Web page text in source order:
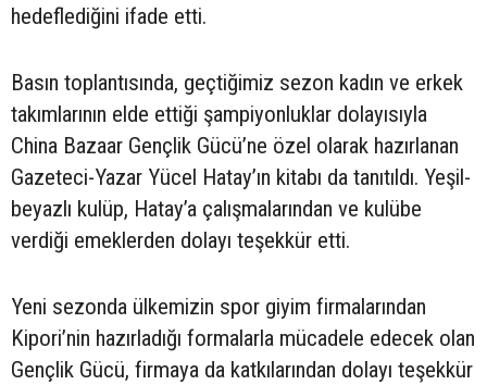
hedeflediğini ifade etti.
Basın toplantısında, geçtiğimiz sezon kadın ve erkek
takımlarının elde ettiği şampiyonluklar dolayısıyla
China Bazaar Gençlik Gücü’ne özel olarak hazırlanan
Gazeteci-Yazar Yücel Hatay’ın kitabı da tanıtıldı. Yeşil-
beyazlı kulüp, Hatay’a çalışmalarından ve kulübe
verdiği emeklerden dolayı teşekkür etti.
Yeni sezonda ülkemizin spor giyim firmalarından
Kipori’nin hazırladığı formalarla mücadele edecek olan
Gençlik Gücü, firmaya da katkılarından dolayı teşekkür